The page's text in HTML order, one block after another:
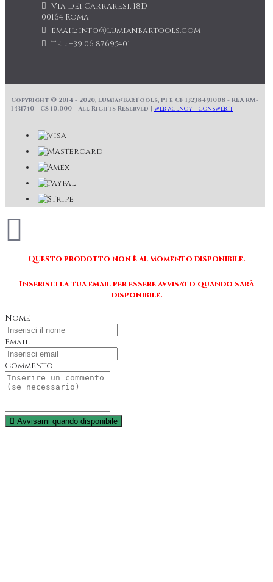
Via dei Carraresi, 18D
00164 Roma
email: info@lumianbartools.com
Tel: +39 06 87695401
Copyright © 2014 - 2020, LumianBarTools, PI e CF 13238491008 - REA RM-
1431740 - CS 10.000 - All Rights Reserved | web agency - consweb.it
Questo prodotto non è al momento disponibile.
Inserisci la tua email per essere avvisato quando sarà
disponibile.
Nome
Email
Commento
Avvisami quando disponibile